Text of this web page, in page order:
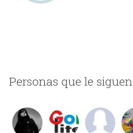
Personas que le siguen